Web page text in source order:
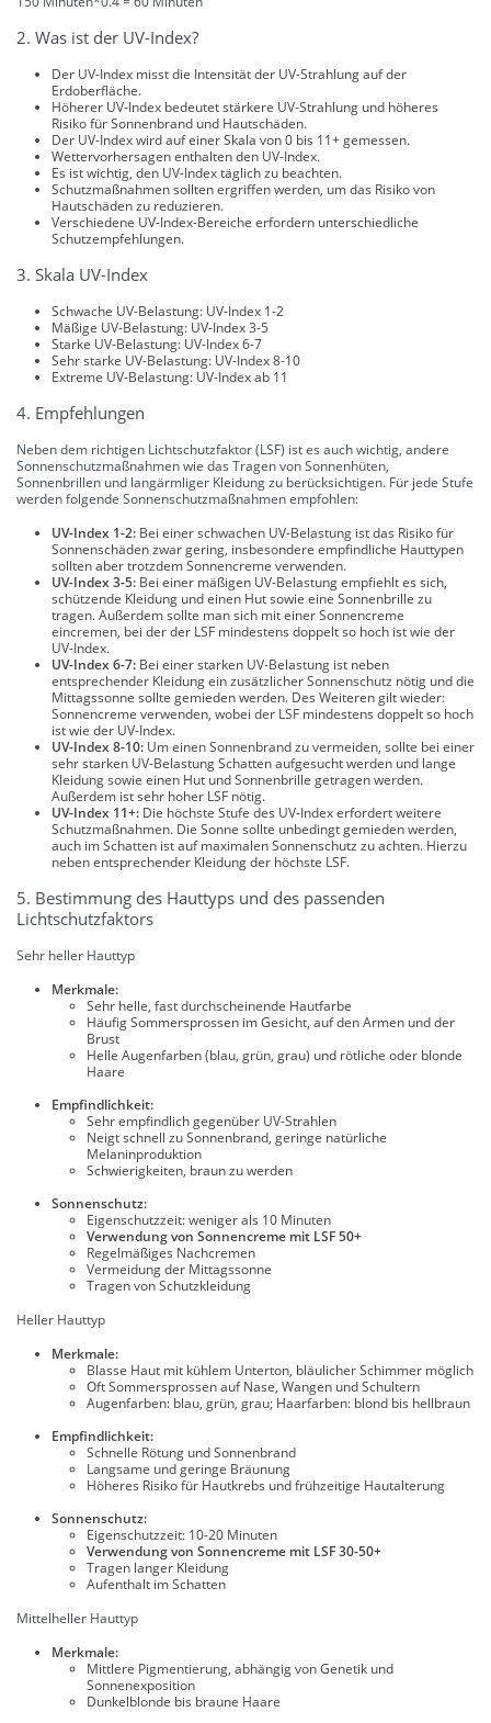
2. Was ist der UV-Index?
Der UV-Index misst die Intensität der UV-Strahlung auf der
Erdoberfläche.
Höherer UV-Index bedeutet stärkere UV-Strahlung und höheres
Risiko für Sonnenbrand und Hautschäden.
Der UV-Index wird auf einer Skala von 0 bis 11+ gemessen.
Wettervorhersagen enthalten den UV-Index.
Es ist wichtig, den UV-Index täglich zu beachten.
Schutzmaßnahmen sollten ergriffen werden, um das Risiko von
Hautschäden zu reduzieren.
Verschiedene UV-Index-Bereiche erfordern unterschiedliche
Schutzempfehlungen.
3. Skala UV-Index
Schwache UV-Belastung: UV-Index 1-2
Mäßige UV-Belastung: UV-Index 3-5
Starke UV-Belastung: UV-Index 6-7
Sehr starke UV-Belastung: UV-Index 8-10
Extreme UV-Belastung: UV-Index ab 11
4. Empfehlungen
Neben dem richtigen Lichtschutzfaktor (LSF) ist es auch wichtig, andere
Sonnenschutzmaßnahmen wie das Tragen von Sonnenhüten,
Sonnenbrillen und langärmliger Kleidung zu berücksichtigen. Für jede Stufe
werden folgende Sonnenschutzmaßnahmen empfohlen:
UV-Index 1-2: Bei einer schwachen UV-Belastung ist das Risiko für
Sonnenschäden zwar gering, insbesondere empfindliche Hauttypen
sollten aber trotzdem Sonnencreme verwenden.
UV-Index 3-5: Bei einer mäßigen UV-Belastung empfiehlt es sich,
schützende Kleidung und einen Hut sowie eine Sonnenbrille zu
tragen. Außerdem sollte man sich mit einer Sonnencreme
eincremen, bei der der LSF mindestens doppelt so hoch ist wie der
UV-Index.
UV-Index 6-7: Bei einer starken UV-Belastung ist neben
entsprechender Kleidung ein zusätzlicher Sonnenschutz nötig und die
Mittagssonne sollte gemieden werden. Des Weiteren gilt wieder:
Sonnencreme verwenden, wobei der LSF mindestens doppelt so hoch
ist wie der UV-Index.
UV-Index 8-10: Um einen Sonnenbrand zu vermeiden, sollte bei einer
sehr starken UV-Belastung Schatten aufgesucht werden und lange
Kleidung sowie einen Hut und Sonnenbrille getragen werden.
Außerdem ist sehr hoher LSF nötig.
UV-Index 11+: Die höchste Stufe des UV-Index erfordert weitere
Schutzmaßnahmen. Die Sonne sollte unbedingt gemieden werden,
auch im Schatten ist auf maximalen Sonnenschutz zu achten. Hierzu
neben entsprechender Kleidung der höchste LSF.
5. Bestimmung des Hauttyps und des passenden
Lichtschutzfaktors
Sehr heller Hauttyp
Merkmale:
Sehr helle, fast durchscheinende Hautfarbe
Häufig Sommersprossen im Gesicht, auf den Armen und der
Brust
Helle Augenfarben (blau, grün, grau) und rötliche oder blonde
Haare
Empfindlichkeit:
Sehr empfindlich gegenüber UV-Strahlen
Neigt schnell zu Sonnenbrand, geringe natürliche
Melaninproduktion
Schwierigkeiten, braun zu werden
Sonnenschutz:
Eigenschutzzeit: weniger als 10 Minuten
Verwendung von Sonnencreme mit LSF 50+
Regelmäßiges Nachcremen
Vermeidung der Mittagssonne
Tragen von Schutzkleidung
Heller Hauttyp
Merkmale:
Blasse Haut mit kühlem Unterton, bläulicher Schimmer möglich
Oft Sommersprossen auf Nase, Wangen und Schultern
Augenfarben: blau, grün, grau; Haarfarben: blond bis hellbraun
Empfindlichkeit:
Schnelle Rötung und Sonnenbrand
Langsame und geringe Bräunung
Höheres Risiko für Hautkrebs und frühzeitige Hautalterung
Sonnenschutz:
Eigenschutzzeit: 10-20 Minuten
Verwendung von Sonnencreme mit LSF 30-50+
Tragen langer Kleidung
Aufenthalt im Schatten
Mittelheller Hauttyp
Merkmale:
Mittlere Pigmentierung, abhängig von Genetik und
Sonnenexposition
Dunkelblonde bis braune Haare